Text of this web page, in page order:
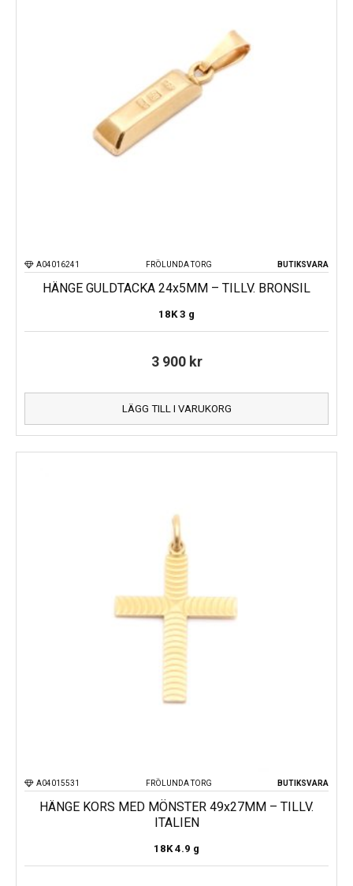
FRÖLUNDA TORG
A04016241 BUTIKSVARA
HÄNGE GULDTACKA 24x5MM – TILLV. BRONSIL
18K 3 g
3 900 kr
LÄGG TILL I VARUKORG
FRÖLUNDA TORG
A04015531 BUTIKSVARA
HÄNGE KORS MED MÖNSTER 49x27MM – TILLV.
ITALIEN
18K 4.9 g